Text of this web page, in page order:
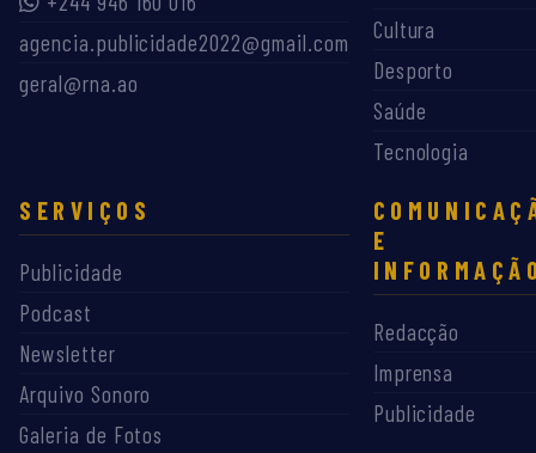
agencia.publicidade2022@gmail.com
geral@rna.ao
Cultura
Desporto
Saúde
Tecnologia
SERVIÇOS
Publicidade
Podcast
Newsletter
Arquivo Sonoro
Galeria de Fotos
E
Redacção
Imprensa
Publicidade